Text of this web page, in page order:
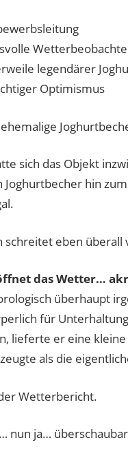
legendärer
Optimismus
sich das Objekt
Joghurtbecher hin
schreitet eben überall
das Wetter…
überhaupt
für
lieferte er eine
als die
Wetterbericht.
nun ja…